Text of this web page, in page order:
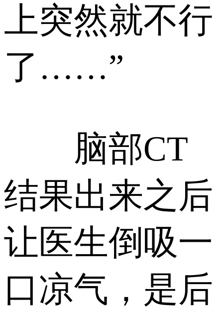
上突然就不行
了……”
脑部CT
结果出来之后
让医生倒吸一
口凉气，是后